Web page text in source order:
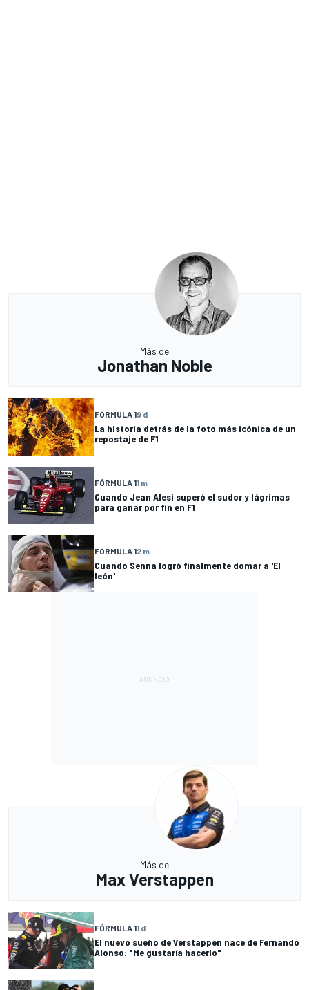
Más de
Jonathan Noble
FÓRMULA 19 d
La historia detrás de la foto más icónica de un
repostaje de F1
FÓRMULA 11 m
Cuando Jean Alesi superó el sudor y lágrimas
para ganar por fin en F1
FÓRMULA 12 m
Cuando Senna logró finalmente domar a 'El
león'
Más de
Max Verstappen
FÓRMULA 11 d
El nuevo sueño de Verstappen nace de Fernando
Alonso: "Me gustaría hacerlo"